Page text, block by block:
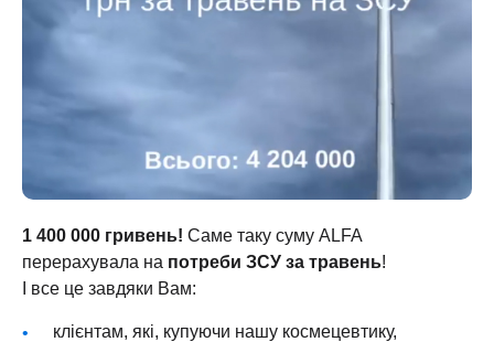
1 400 000 гривень! Саме таку суму ALFA
перерахувала на потреби ЗСУ за травень!
І все це завдяки Вам:
клієнтам, які, купуючи нашу космецевтику,